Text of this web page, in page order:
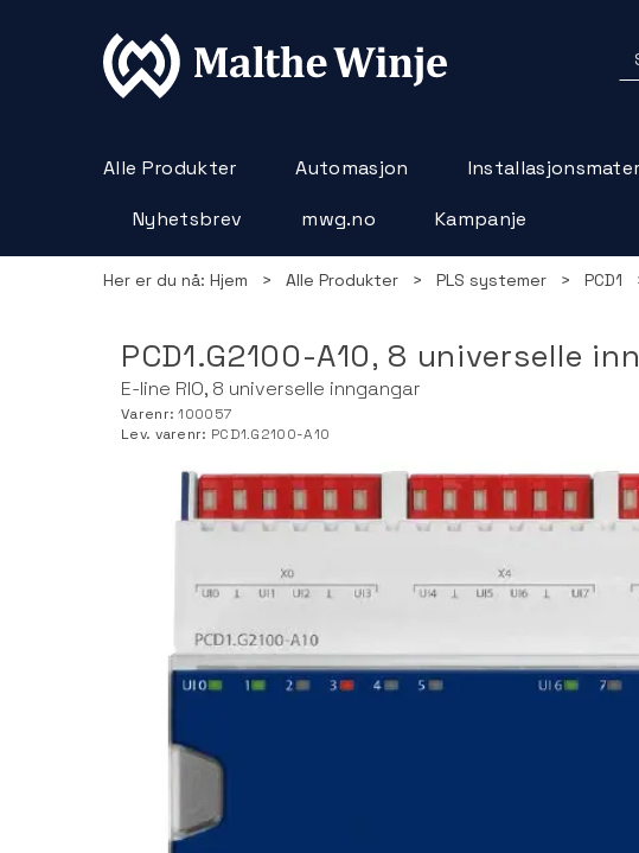
Alle Produkter Automasjon
Nyhetsbrev mwg.no Kampanje
Her er du nå: Hjem > Alle Produkter > PLS systemer > PCD1
PCD1.G2100-A10, 8 universelle
E-line RIO, 8 universelle inngangar
Varenr:100057
Lev. varenr: PCD1.G2100-A10